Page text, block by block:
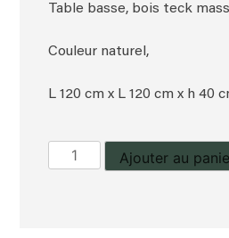
Table basse, bois teck
Couleur naturel,
L 120 cm x L 120 cm x h 40
quantité
de
Ajouter au